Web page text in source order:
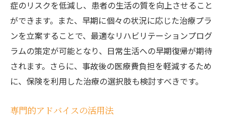
症のリスクを低減し、患者の生活の質を向上させること
ができます。また、早期に個々の状況に応じた治療プラ
ンを立案することで、最適なリハビリテーションプログ
ラムの策定が可能となり、日常生活への早期復帰が期待
されます。さらに、事故後の医療費負担を軽減するため
に、保険を利用した治療の選択肢も検討すべきです。
専門的アドバイスの活用法